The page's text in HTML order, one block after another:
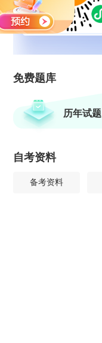
免费题库
历年试题
自考资料
备考资料